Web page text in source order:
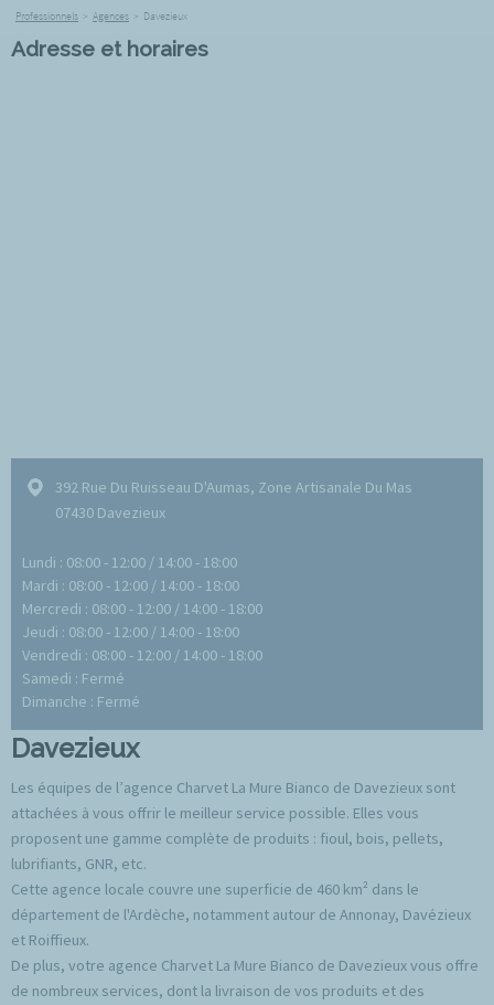
Professionnels > Agences > Davezieux
Davezieux
Les équipes de l’agence Charvet La Mure Bianco de Davezieux sont
attachées à vous offrir le meilleur service possible. Elles vous
proposent une gamme complète de produits : fioul, bois, pellets,
lubrifiants, GNR, etc.
Cette agence locale couvre une superficie de 460 km² dans le
département de l'Ardèche, notamment autour de Annonay, Davézieux
et Roiffieux.
De plus, votre agence Charvet La Mure Bianco de Davezieux vous offre
de nombreux services, dont la livraison de vos produits et des
Adresse et horaires
392 Rue Du Ruisseau D'Aumas, Zone Artisanale Du Mas
07430 Davezieux
Lundi : 08:00 - 12:00 / 14:00 - 18:00
Mardi : 08:00 - 12:00 / 14:00 - 18:00
Mercredi : 08:00 - 12:00 / 14:00 - 18:00
Jeudi : 08:00 - 12:00 / 14:00 - 18:00
Vendredi : 08:00 - 12:00 / 14:00 - 18:00
Samedi : Fermé
Dimanche : Fermé